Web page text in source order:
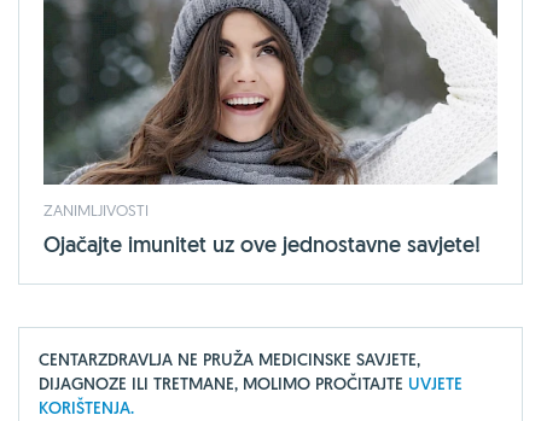
ZANIMLJIVOSTI
Ojačajte imunitet uz ove jednostavne savjete!
CENTARZDRAVLJA NE PRUŽA MEDICINSKE SAVJETE,
DIJAGNOZE ILI TRETMANE, MOLIMO PROČITAJTE UVJETE
KORIŠTENJA.